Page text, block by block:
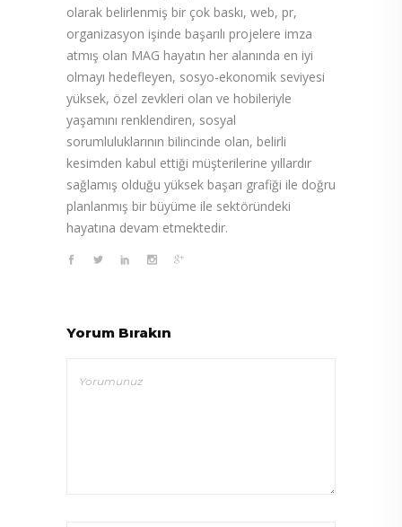
olarak belirlenmiş bir çok baskı, web, pr,
organizasyon işinde başarılı projelere imza
atmış olan MAG hayatın her alanında en iyi
olmayı hedefleyen, sosyo-ekonomik seviyesi
yüksek, özel zevkleri olan ve hobileriyle
yaşamını renklendiren, sosyal
sorumluluklarının bilincinde olan, belirli
kesimden kabul ettiği müşterilerine yıllardır
sağlamış olduğu yüksek başarı grafiği ile doğru
planlanmış bir büyüme ile sektöründeki
hayatına devam etmektedir.
Yorum Bırakın